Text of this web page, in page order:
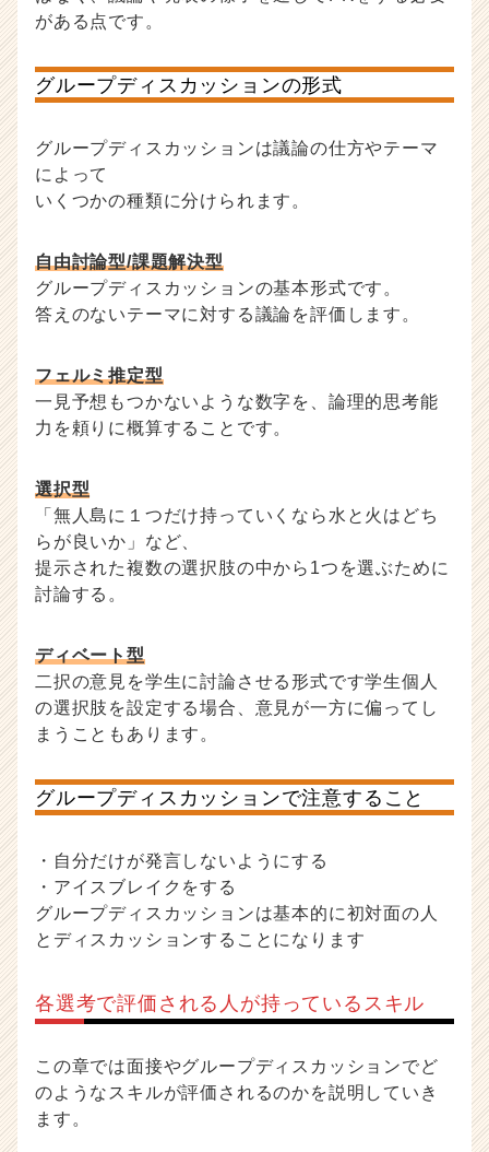
がある点です。
グループディスカッションの形式
グループディスカッションは議論の仕方やテーマ
によって
いくつかの種類に分けられます。
自由討論型/課題解決型
グループディスカッションの基本形式です。
答えのないテーマに対する議論を評価します。
フェルミ推定型
一見予想もつかないような数字を、論理的思考能
力を頼りに概算することです。
選択型
「無人島に１つだけ持っていくなら水と火はどち
らが良いか」など、
提示された複数の選択肢の中から1つを選ぶために
討論する。
ディベート型
二択の意見を学生に討論させる形式です学生個人
の選択肢を設定する場合、意見が一方に偏ってし
まうこともあります。
グループディスカッションで注意すること
・自分だけが発言しないようにする
・アイスブレイクをする
グループディスカッションは基本的に初対面の人
とディスカッションすることになります
各選考で評価される人が持っているスキル
この章では面接やグループディスカッションでど
のようなスキルが評価されるのかを説明していき
ます。